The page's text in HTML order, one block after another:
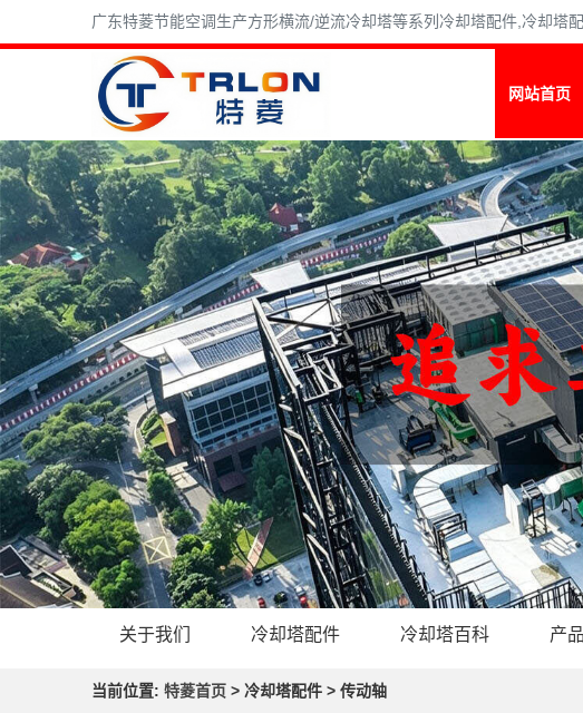
广东特菱节能空调生产方形横流/逆流冷却塔等系列冷却塔配件,冷却塔
网站首页
关于我们 冷却塔配件 冷却塔百科 产
当前位置: 特菱首页 > 冷却塔配件 > 传动轴